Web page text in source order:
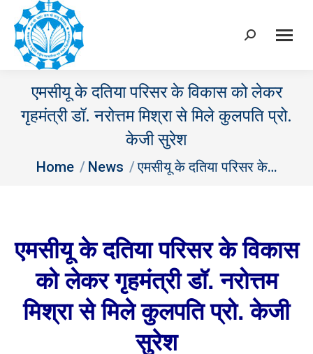
Search:
एमसीयू के दतिया परिसर के विकास को लेकर
गृहमंत्री डॉ. नरोत्तम मिश्रा से मिले कुलपति प्रो.
केजी सुरेश
You are here:
Home News एमसीयू के दतिया परिसर के…
एमसीयू के दतिया परिसर के विकास
को लेकर गृहमंत्री डॉ. नरोत्तम
मिश्रा से मिले कुलपति प्रो. केजी
सुरेश